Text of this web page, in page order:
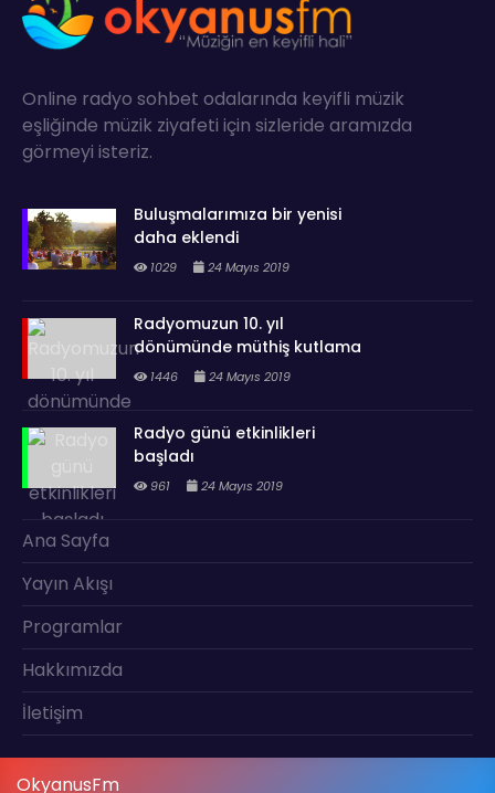
OkyanusFm
Online radyo sohbet odalarında keyifli müzik
eşliğinde müzik ziyafeti için sizleride aramızda
görmeyi isteriz.
Buluşmalarımıza bir yenisi
daha eklendi
1029 24 Mayıs 2019
Radyomuzun 10. yıl
dönümünde müthiş kutlama
1446 24 Mayıs 2019
Radyo günü etkinlikleri
başladı
961 24 Mayıs 2019
Ana Sayfa
Yayın Akışı
Programlar
Hakkımızda
İletişim